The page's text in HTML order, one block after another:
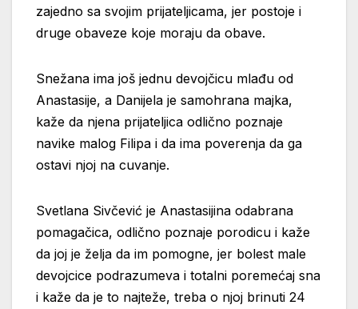
zajedno sa svojim prijateljicama, jer postoje i
druge obaveze koje moraju da obave.
Snežana ima još jednu devojčicu mlađu od
Anastasije, a Danijela je samohrana majka,
kaže da njena prijateljica odlično poznaje
navike malog Filipa i da ima poverenja da ga
ostavi njoj na cuvanje.
Svetlana Sivčević je Anastasijina odabrana
pomagačica, odlično poznaje porodicu i kaže
da joj je želja da im pomogne, jer bolest male
devojcice podrazumeva i totalni poremećaj sna
i kaže da je to najteže, treba o njoj brinuti 24